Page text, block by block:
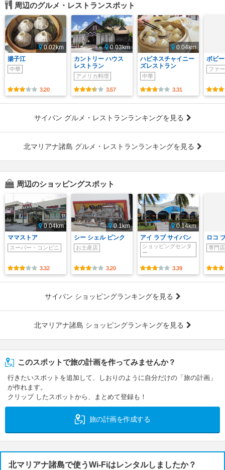
周辺のグルメ・レストランスポット
0.02km
揚子江
中華
3.20
0.03km
カントリー ハウス
レストラン
アメリカ料理
3.57
0.04km
ハピネスチャイニー
ズレストラン
中華
3.31
ボビ
ファ
サイパン グルメ・レストランランキングを見る
北マリアナ諸島 グルメ・レストランランキングを見る
周辺のショッピングスポット
0.04km
ママストア
スーパー・コンビニ
3.32
0.1km
シー シェル ピンク
お土産店
3.20
0.14km
アイ ラブ サイパン
ショッピングセンタ
ー
3.39
ロコ
専門店
サイパン ショッピングランキングを見る
北マリアナ諸島 ショッピングランキングを見る
このスポットで旅の計画を作ってみませんか？
行きたいスポットを追加して、しおりのように自分だけの「旅の計画」
が作れます。
クリップ したスポットから、まとめて登録も！
旅の計画を作成する
北マリアナ諸島で使うWi-Fiはレンタルしましたか？